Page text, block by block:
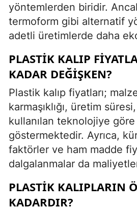
yöntemlerden biridir.
termoform gibi alternatif
adetli üretimlerde daha
PLASTIK KALIP
KADAR DEĞIŞKEN?
Plastik kalıp fiyatları;
karmaşıklığı, üretim
kullanılan teknolojiye
göstermektedir. Ayrıca,
faktörler ve ham madde
dalgalanmalar da
PLASTIK KALIPLARIN
KADARDIR?